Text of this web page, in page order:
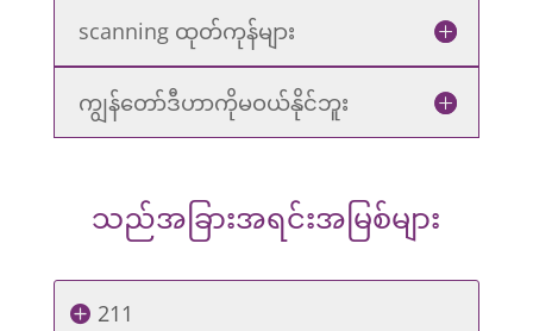
scanning ထုတ်ကုန်များ
ကျွန်တော်ဒီဟာကိုမဝယ်နိုင်ဘူး
သည်အခြားအရင်းအမြစ်များ
211